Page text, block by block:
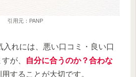
引用元：PANP
入れには、悪い口コミ・良い口
が、
自分に合うのか？合わな
することが大切です。